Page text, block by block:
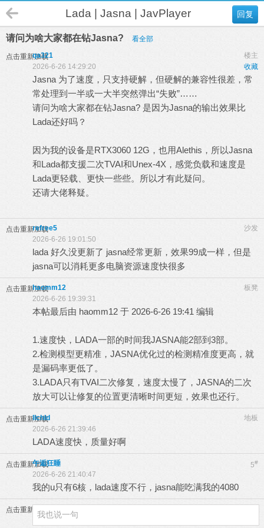
回复
Lada | Jasna | JavPlayer
请问为啥大家都在钻Jasna? 看全部
点击重新加载 楼主
qa321
收藏
2026-6-26 14:29:20
Jasna 为了速度，只支持硬解，但硬解的兼容性很差，常
常处理到一半或一大半突然弹出“失败”……
请问为啥大家都在钻Jasna? 是因为Jasna的输出效果比
Lada还好吗？
因为我的设备是RTX3060 12G，也用Alethis，所以Jasna
和Lada都支援二次TVAI和Unex-4X，感觉负载和速度是
Lada更轻载、更快一些些。所以才有此疑问。
还请大佬释疑。
点击重新加载 沙发
refree5
2026-6-26 19:01:50
lada 好久没更新了 jasna经常更新，效果99成一样，但是
jasna可以消耗更多电脑资源速度快很多
点击重新加载 板凳
haomm12
2026-6-26 19:39:31
本帖最后由 haomm12 于 2026-6-26 19:41 编辑
1.速度快，LADA一部的时间我JASNA能2部到3部。
2.检测模型更精准，JASNA优化过的检测精准度更高，就
是漏码率更低了。
3.LADA只有TVAI二次修复，速度太慢了，JASNA的二次
放大可以让修复的位置更清晰时间更短，效果也还行。
点击重新加载 地板
llchld
2026-6-26 21:39:46
LADA速度快，质量好啊
点击重新加载 5#
午逅狂睡
2026-6-26 21:40:47
我的u只有6核，lada速度不行，jasna能吃满我的4080
点击重新加载